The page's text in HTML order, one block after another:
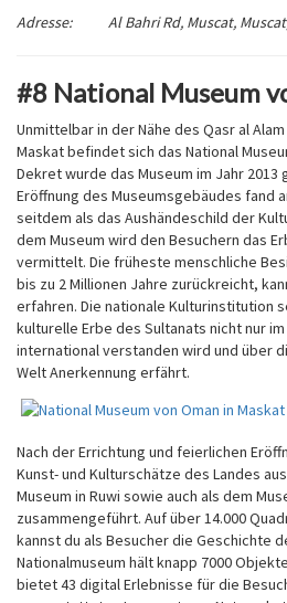
Adresse: Al Bahri Rd, Muscat,
#8 National Museum
Unmittelbar in der Nähe des Qasr al
Maskat befindet sich das National
Dekret wurde das Museum im Jahr
Eröffnung des Museumsgebäudes fand
seitdem als das Aushändeschild der
dem Museum wird den Besuchern das
vermittelt. Die früheste menschliche
bis zu 2 Millionen Jahre zurückreicht,
erfahren. Die nationale Kulturinstitution
kulturelle Erbe des Sultanats nicht nur
international verstanden wird und über
Welt Anerkennung erfährt.
Nach der Errichtung und feierlichen
Kunst- und Kulturschätze des Landes
Museum in Ruwi sowie auch als dem
zusammengeführt. Auf über 14.000
kannst du als Besucher die Geschichte
Nationalmuseum hält knapp 7000
bietet 43 digital Erlebnisse für die